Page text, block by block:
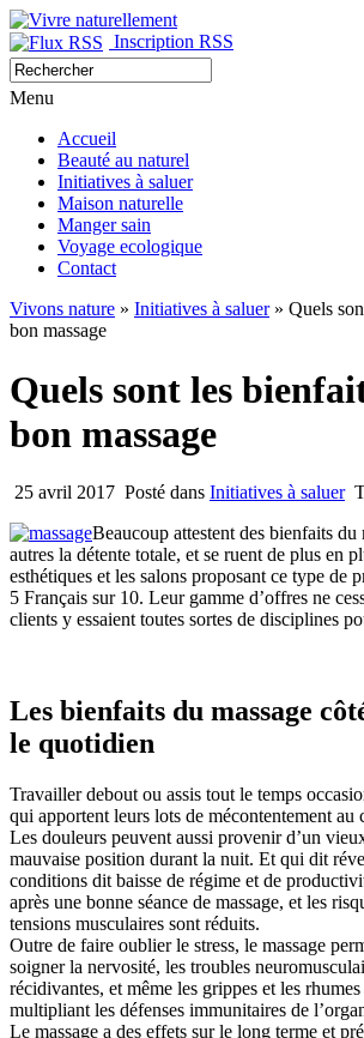
Inscription RSS
Menu
Accueil
Beauté au naturel
Initiatives à saluer
Maison naturelle
Manger sain
Voyage ecologique
Contact
Vivons nature » Initiatives à saluer» Quels
bon massage
Quels sont les
bon massage
25 avril 2017 Posté dans Initiatives à saluer
Beaucoup attestent des bienfaits du
autres la détente totale, et se ruent de plus en
esthétiques et les salons proposant ce type de
5 Français sur 10. Leur gamme d’offres ne
clients y essaient toutes sortes de disciplines
Les bienfaits du massage
le quotidien
Travailler debout ou assis tout le temps
qui apportent leurs lots de mécontentement au
Les douleurs peuvent aussi provenir d’un
mauvaise position durant la nuit. Et qui dit
conditions dit baisse de régime et de
après une bonne séance de massage, et les
tensions musculaires sont réduits.
Outre de faire oublier le stress, le massage
soigner la nervosité, les troubles
récidivantes, et même les grippes et les
multipliant les défenses immunitaires de
Le massage a des effets sur le long terme et